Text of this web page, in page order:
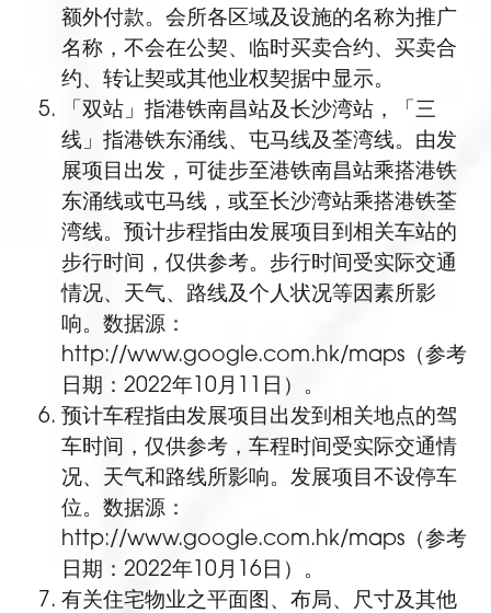
额外付款。会所各区域及设施的名称为推广
名称，不会在公契、临时买卖合约、买卖合
约、转让契或其他业权契据中显示。
「双站」指港铁南昌站及长沙湾站，「三
线」指港铁东涌线、屯马线及荃湾线。由发
展项目出发，可徒步至港铁南昌站乘搭港铁
东涌线或屯马线，或至长沙湾站乘搭港铁荃
湾线。预计步程指由发展项目到相关车站的
步行时间，仅供参考。步行时间受实际交通
情况、天气、路线及个人状况等因素所影
响。数据源：
http://www.google.com.hk/maps（参考
日期：2022年10月11日）。
预计车程指由发展项目出发到相关地点的驾
车时间，仅供参考，车程时间受实际交通情
况、天气和路线所影响。发展项目不设停车
位。数据源：
http://www.google.com.hk/maps（参考
日期：2022年10月16日）。
有关住宅物业之平面图、布局、尺寸及其他